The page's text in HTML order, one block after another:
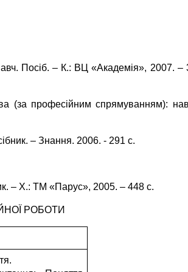
Посіб. – К.: ВЦ «Академія», 2007.
(за професійним спрямуванням):
– Знання. 2006. - 291 с.
– Х.: ТМ «Парус», 2005. – 448 с.
РОБОТИ